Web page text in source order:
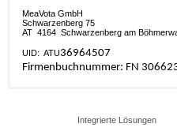
MeaVota GmbH
Schwarzenberg 75
AT 4164 Schwarzenberg am
UID: ATU36964507
Firmenbuchnummer: FN
Integrierte Lösungen